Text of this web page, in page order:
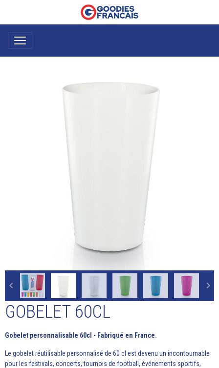
GOBELET 60CL
Gobelet personnalisable 60cl - Fabriqué en France.
Le gobelet réutilisable personnalisé de 60 cl est devenu un incontournable
pour les festivals, concerts, tournois de football, événements sportifs,